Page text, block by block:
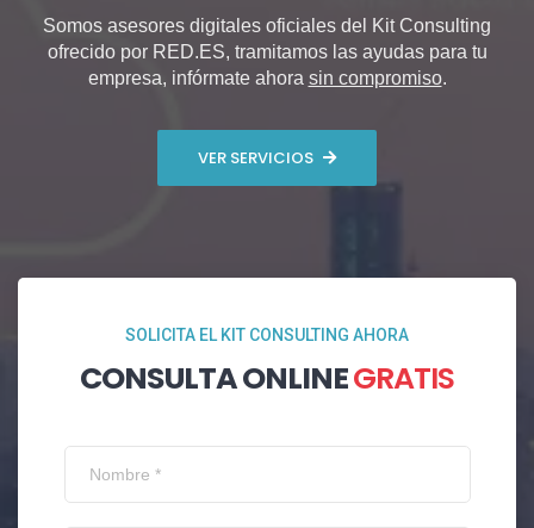
Somos asesores digitales oficiales del Kit Consulting
ofrecido por RED.ES, tramitamos las ayudas para tu
empresa, infórmate ahora sin compromiso.
VER SERVICIOS
SOLICITA EL KIT CONSULTING AHORA
CONSULTA ONLINEGRATIS